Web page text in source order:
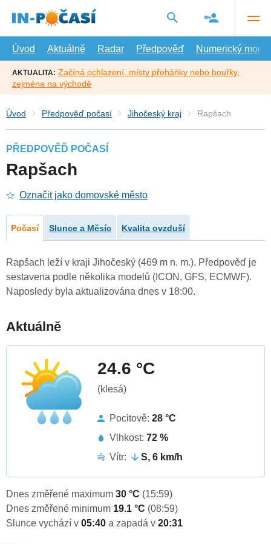
hlavní
Úvod
Aktuálně Radar Předpověď Numerický model
AKTUALITA: Začíná ochlazení, místy přeháňky nebo bouřky,
zejména na východě
Úvod Předpověď počasí Jihočeský kraj Rapšach
PŘEDPOVĚĎ POČASÍ
Rapšach
Označit jako domovské město
Počasí Slunce a Měsíc Kvalita ovzduší
Rapšach leží v kraji Jihočeský (469 m n. m.). Předpověď je
sestavena podle několika modelů (ICON, GFS, ECMWF).
Naposledy byla aktualizována dnes v 18:00.
Aktuálně
24.6 °C
(klesá)
Pocitově: 28 °C
Vlhkost: 72 %
Vítr:
S, 6 km/h
Dnes změřené maximum 30 °C (15:59)
Dnes změřené minimum 19.1 °C (08:59)
Slunce vychází v 05:40 a zapadá v 20:31